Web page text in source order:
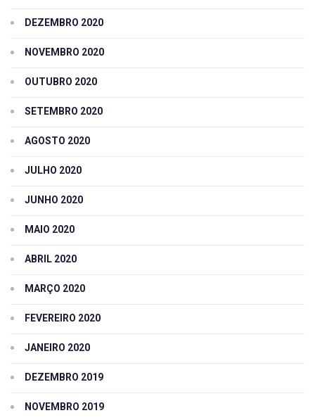
DEZEMBRO 2020
NOVEMBRO 2020
OUTUBRO 2020
SETEMBRO 2020
AGOSTO 2020
JULHO 2020
JUNHO 2020
MAIO 2020
ABRIL 2020
MARÇO 2020
FEVEREIRO 2020
JANEIRO 2020
DEZEMBRO 2019
NOVEMBRO 2019